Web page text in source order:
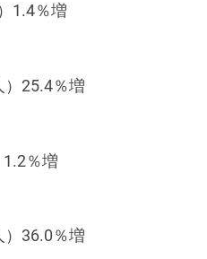
1.4％増
25.4％増
％増
36.0％増